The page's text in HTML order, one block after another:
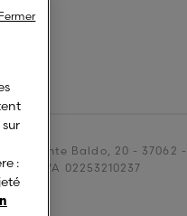
Via Monte Baldo, 20 - 37062
- P.IVA 02253210237
: